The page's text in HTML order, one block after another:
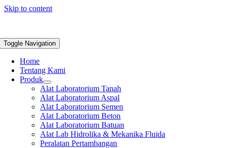
Skip to content
Toggle Navigation
Home
Tentang Kami
Produk
Alat Laboratorium Tanah
Alat Laboratorium Aspal
Alat Laboratorium Semen
Alat Laboratorium Beton
Alat Laboratorium Batuan
Alat Lab Hidrolika & Mekanika Fluida
Peralatan Pertambangan